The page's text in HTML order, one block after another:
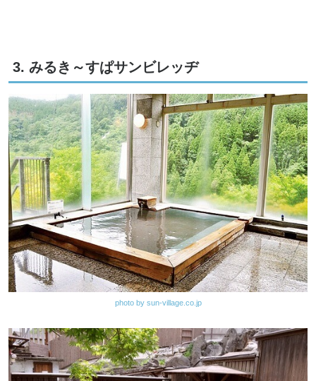
3. みるき～すぱサンビレッヂ
photo by sun-village.co.jp